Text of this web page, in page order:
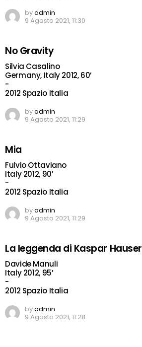
byadmin
9 Agosto 2021, 11:30
No Gravity
Silvia Casalino
Germany, Italy 2012, 60’
-
2012 Spazio Italia
byadmin
9 Agosto 2021, 11:29
Mia
Fulvio Ottaviano
Italy 2012, 90’
-
2012 Spazio Italia
byadmin
9 Agosto 2021, 11:29
La leggenda di Kaspar Hauser
Davide Manuli
Italy 2012, 95’
-
2012 Spazio Italia
byadmin
9 Agosto 2021, 11:28